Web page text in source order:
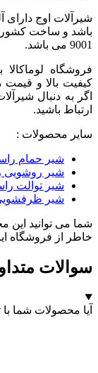
باشد و ساخت کشور
9001 می باشد.
فروشگاه
کیفیت بالا و
اگر به دنبال
ارتباط باشید.
سایر محصولات :
شیر حمام
شیر روشویی
شیر توالت
شیر
شما می توانید این
خاطر از فروشگاه
سوالات
آیا محصولات شما